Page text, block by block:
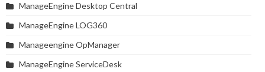
ManageEngine Desktop Central
ManageEngine LOG360
Manageengine OpManager
ManageEngine ServiceDesk